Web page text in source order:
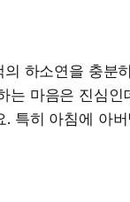
하소연을 충분
는 마음은 진심
. 특히 아침에 아